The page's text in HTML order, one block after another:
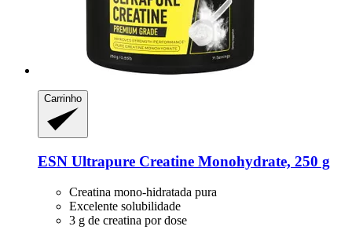
Carrinho
ESN Ultrapure Creatine Monohydrate, 250 g
Creatina mono-hidratada pura
Excelente solubilidade
3 g de creatina por dose